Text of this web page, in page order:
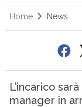
Home News
L’incarico
manager in